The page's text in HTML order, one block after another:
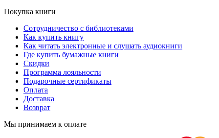
Покупка книги
Сотрудничество с библиотеками
Как купить книгу
Как читать электронные и слушать аудиокниги
Где купить бумажные книги
Скидки
Программа лояльности
Подарочные сертификаты
Оплата
Доставка
Возврат
Мы принимаем к оплате